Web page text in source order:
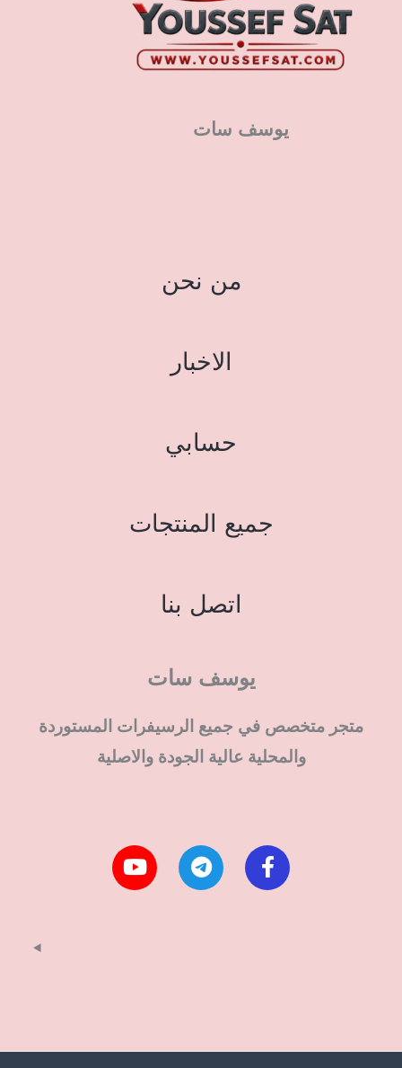
يوسف سات
من نحن
الاخبار
حسابي
جميع المنتجات
اتصل بنا
يوسف سات
متجر متخصص في جميع الرسيفرات المستوردة
والمحلية عالية الجودة والاصلية